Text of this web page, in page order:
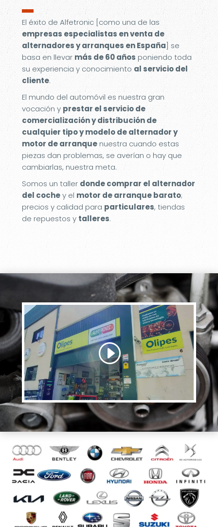
▬
El éxito de Alfetronic [como una de las
empresas especialistas en venta de
alternadores y arranques en España] se
basa en llevar más de 60 añosponiendo toda
su experiencia y conocimiento al servicio del
cliente.
El mundo del automóvil es nuestra gran
vocación y prestar el servicio de
comercialización y distribución de
cualquier tipo y modelo de alternador y
motor de arranquenuestra cuando estas
piezas dan problemas, se averían o hay que
cambiarlas, nuestra meta.
Somos un taller donde comprar el alternador
del cochey el motor de arranque barato;
precios y calidad para particulares, tiendas
de repuestos ytalleres.